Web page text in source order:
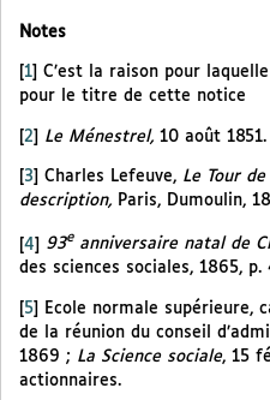
Notes
1
C’est la raison pour
pour le titre de cette notice
[2] Le Ménestrel, 10 août 1851.
3 Charles Lefeuve, Le Tour
description, Paris, Dumoulin,
[4] 93eanniversaire natal de
des sciences sociales, 1865, p.
5
Ecole normale supérieure,
de la réunion du conseil
1869 ; La Science sociale, 15
actionnaires.